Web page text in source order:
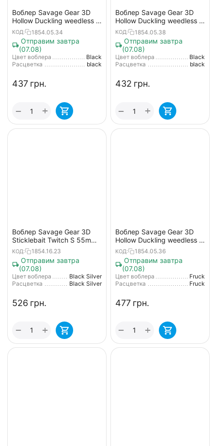
Воблер Savage Gear 3D
Hollow Duckling weedless L
100mm 40g 05-Black
КОД: 1854.05.34
Отправим завтра
(07.08)
Цвет воблера
Black
Расцветка
black
‍437‍ грн.
+
−
Воблер Savage Gear 3D
Hollow Duckling weedless S
75mm 15g 05-Black
КОД: 1854.05.38
Отправим завтра
(07.08)
Цвет воблера
Black
Расцветка
black
‍432‍ грн.
+
−
Воблер Savage Gear 3D
Sticklebait Twitch S 55mm
7.0g Black Silver
КОД: 1854.16.23
Отправим завтра
(07.08)
Цвет воблера
Black Silver
Расцветка
Black Silver
‍526‍ грн.
+
−
Воблер Savage Gear 3D
Hollow Duckling weedless S
75mm 15g 02-Fruck
КОД: 1854.05.36
Отправим завтра
(07.08)
Цвет воблера
Fruck
Расцветка
Fruck
‍477‍ грн.
+
−